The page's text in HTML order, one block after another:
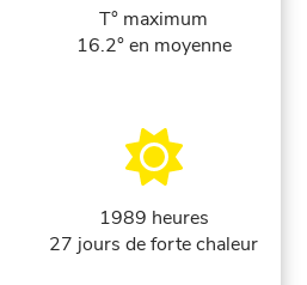
T° maximum
16.2° en moyenne
1989 heures
27 jours de forte chaleur